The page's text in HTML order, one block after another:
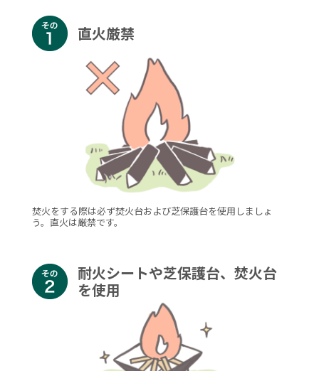
直火厳禁
焚火をする際は必ず焚火台および芝保護台を使用しましょ
う。直火は厳禁です。
耐火シートや芝保護台、焚火台
を使用